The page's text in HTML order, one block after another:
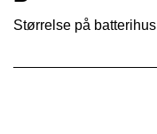
Størrelse på batterihus